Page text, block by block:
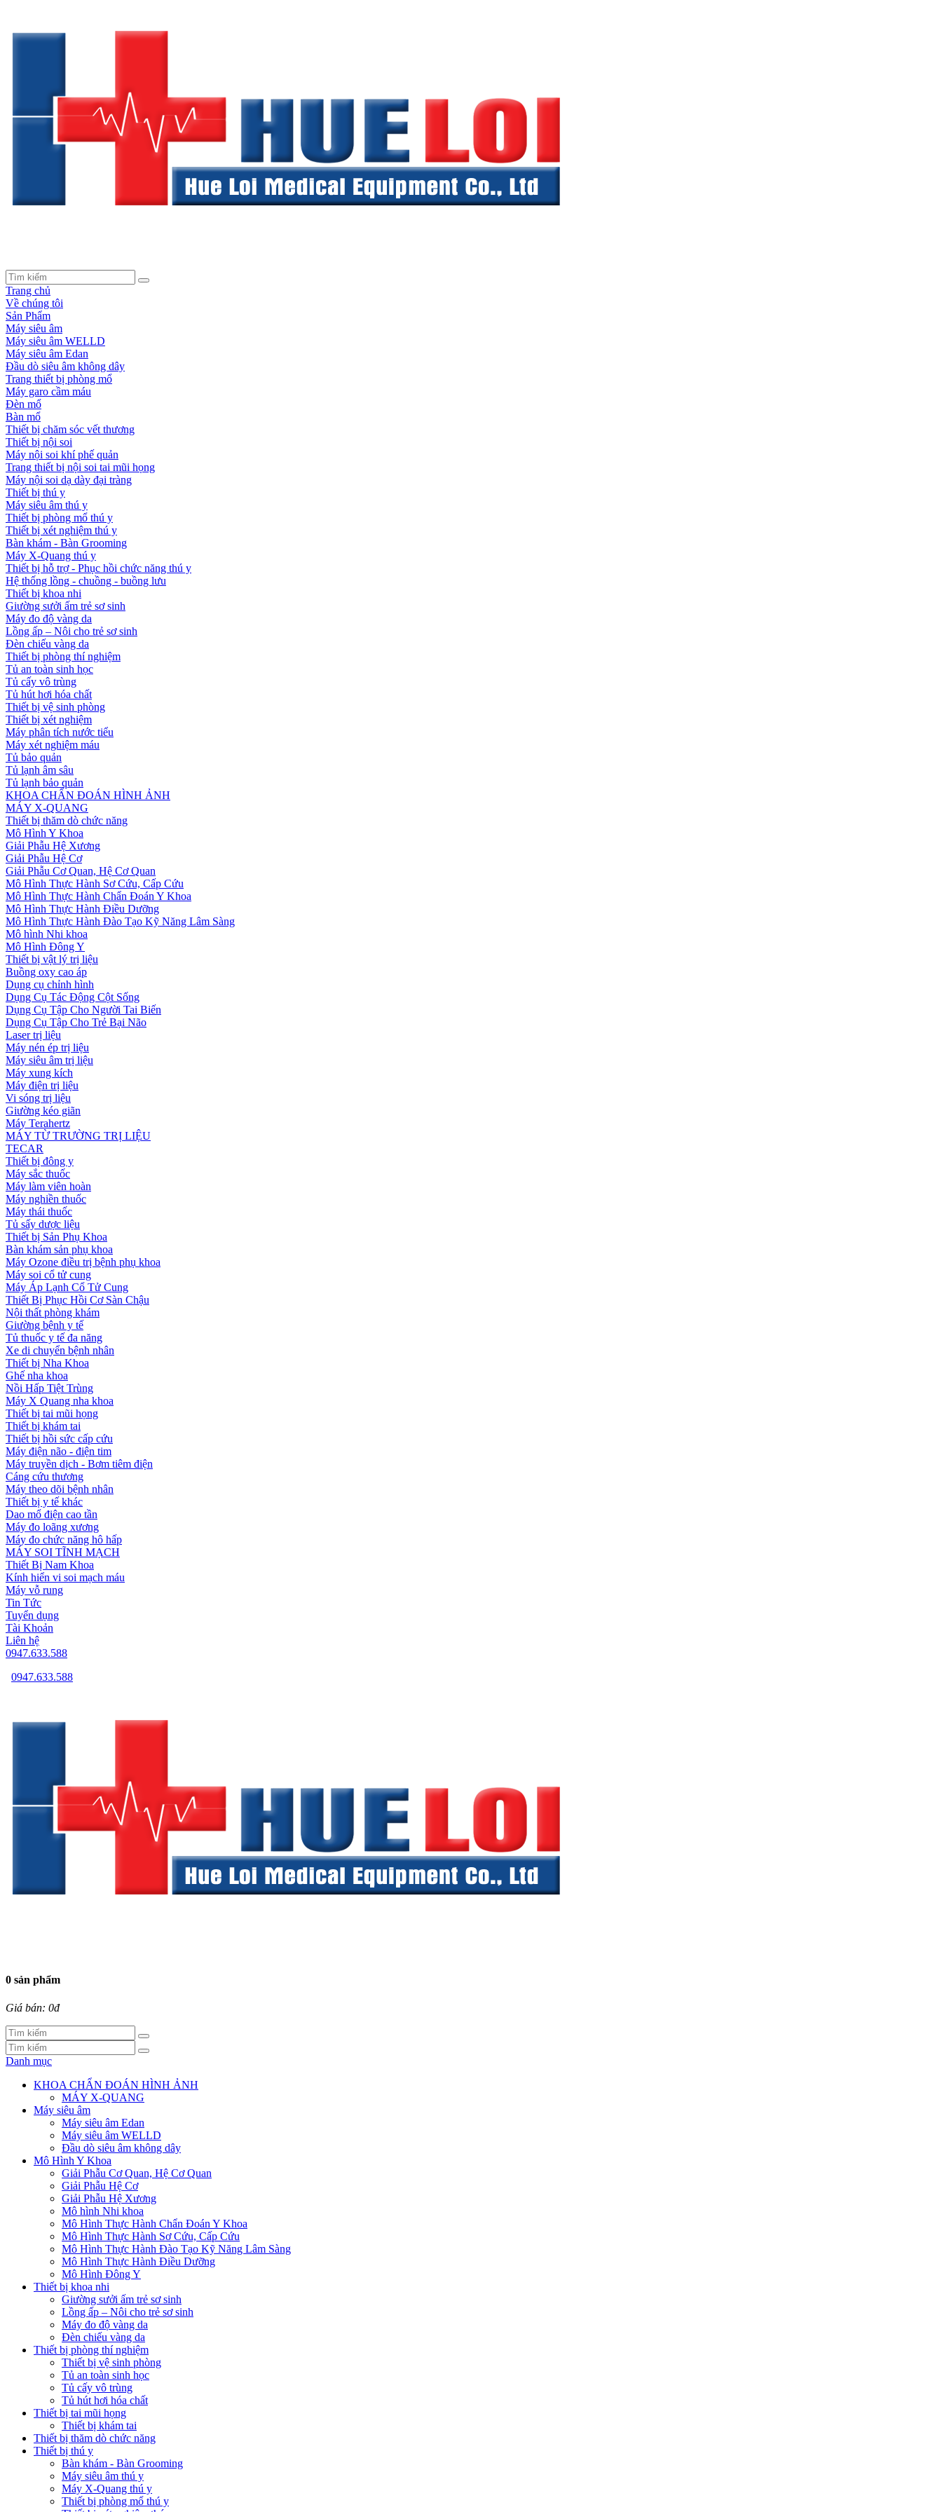
Trang chủ
Về chúng tôi
Sản Phẩm
Máy siêu âm
Máy siêu âm WELLD
Máy siêu âm Edan
Đầu dò siêu âm không dây
Trang thiết bị phòng mổ
Máy garo cầm máu
Đèn mổ
Bàn mổ
Thiết bị chăm sóc vết thương
Thiết bị nội soi
Máy nội soi khí phế quản
Trang thiết bị nội soi tai mũi họng
Máy nội soi dạ dày đại tràng
Thiết bị thú y
Máy siêu âm thú y
Thiết bị phòng mổ thú y
Thiết bị xét nghiệm thú y
Bàn khám - Bàn Grooming
Máy X-Quang thú y
Thiết bị hỗ trợ - Phục hồi chức năng thú y
Hệ thống lồng - chuồng - buồng lưu
Thiết bị khoa nhi
Giường sưởi ấm trẻ sơ sinh
Máy đo độ vàng da
Lồng ấp – Nôi cho trẻ sơ sinh
Đèn chiếu vàng da
Thiết bị phòng thí nghiệm
Tủ an toàn sinh học
Tủ cấy vô trùng
Tủ hút hơi hóa chất
Thiết bị vệ sinh phòng
Thiết bị xét nghiệm
Máy phân tích nước tiểu
Máy xét nghiệm máu
Tủ bảo quản
Tủ lạnh âm sâu
Tủ lạnh bảo quản
KHOA CHẨN ĐOÁN HÌNH ẢNH
MÁY X-QUANG
Thiết bị thăm dò chức năng
Mô Hình Y Khoa
Giải Phẫu Hệ Xương
Giải Phẫu Hệ Cơ
Giải Phẫu Cơ Quan, Hệ Cơ Quan
Mô Hình Thực Hành Sơ Cứu, Cấp Cứu
Mô Hình Thực Hành Chẩn Đoán Y Khoa
Mô Hình Thực Hành Điều Dưỡng
Mô Hình Thực Hành Đào Tạo Kỹ Năng Lâm Sàng
Mô hình Nhi khoa
Mô Hình Đông Y
Thiết bị vật lý trị liệu
Buồng oxy cao áp
Dụng cụ chỉnh hình
Dụng Cụ Tác Động Cột Sống
Dụng Cụ Tập Cho Người Tai Biến
Dụng Cụ Tập Cho Trẻ Bại Não
Laser trị liệu
Máy nén ép trị liệu
Máy siêu âm trị liệu
Máy xung kích
Máy điện trị liệu
Vi sóng trị liệu
Giường kéo giãn
Máy Terahertz
MÁY TỪ TRƯỜNG TRỊ LIỆU
TECAR
Thiết bị đông y
Máy sắc thuốc
Máy làm viên hoàn
Máy nghiền thuốc
Máy thái thuốc
Tủ sấy dược liệu
Thiết bị Sản Phụ Khoa
Bàn khám sản phụ khoa
Máy Ozone điều trị bệnh phụ khoa
Máy soi cổ tử cung
Máy Áp Lạnh Cổ Tử Cung
Thiết Bị Phục Hồi Cơ Sàn Chậu
Nội thất phòng khám
Giường bệnh y tế
Tủ thuốc y tế đa năng
Xe di chuyển bệnh nhân
Thiết bị Nha Khoa
Ghế nha khoa
Nồi Hấp Tiệt Trùng
Máy X Quang nha khoa
Thiết bị tai mũi họng
Thiết bị khám tai
Thiết bị hồi sức cấp cứu
Máy điện não - điện tim
Máy truyền dịch - Bơm tiêm điện
Cáng cứu thương
Máy theo dõi bệnh nhân
Thiết bị y tế khác
Dao mổ điện cao tần
Máy đo loãng xương
Máy đo chức năng hô hấp
MÁY SOI TĨNH MẠCH
Thiết Bị Nam Khoa
Kính hiển vi soi mạch máu
Máy vỗ rung
Tin Tức
Tuyển dụng
Tài Khoản
Liên hệ
0947.633.588
0947.633.588
0 sản phẩm
Giá bán: 0đ
Danh mục
KHOA CHẨN ĐOÁN HÌNH ẢNH
MÁY X-QUANG
Máy siêu âm
Máy siêu âm Edan
Máy siêu âm WELLD
Đầu dò siêu âm không dây
Mô Hình Y Khoa
Giải Phẫu Cơ Quan, Hệ Cơ Quan
Giải Phẫu Hệ Cơ
Giải Phẫu Hệ Xương
Mô hình Nhi khoa
Mô Hình Thực Hành Chẩn Đoán Y Khoa
Mô Hình Thực Hành Sơ Cứu, Cấp Cứu
Mô Hình Thực Hành Đào Tạo Kỹ Năng Lâm Sàng
Mô Hình Thực Hành Điều Dưỡng
Mô Hình Đông Y
Thiết bị khoa nhi
Giường sưởi ấm trẻ sơ sinh
Lồng ấp – Nôi cho trẻ sơ sinh
Máy đo độ vàng da
Đèn chiếu vàng da
Thiết bị phòng thí nghiệm
Thiết bị vệ sinh phòng
Tủ an toàn sinh học
Tủ cấy vô trùng
Tủ hút hơi hóa chất
Thiết bị tai mũi họng
Thiết bị khám tai
Thiết bị thăm dò chức năng
Thiết bị thú y
Bàn khám - Bàn Grooming
Máy siêu âm thú y
Máy X-Quang thú y
Thiết bị phòng mổ thú y